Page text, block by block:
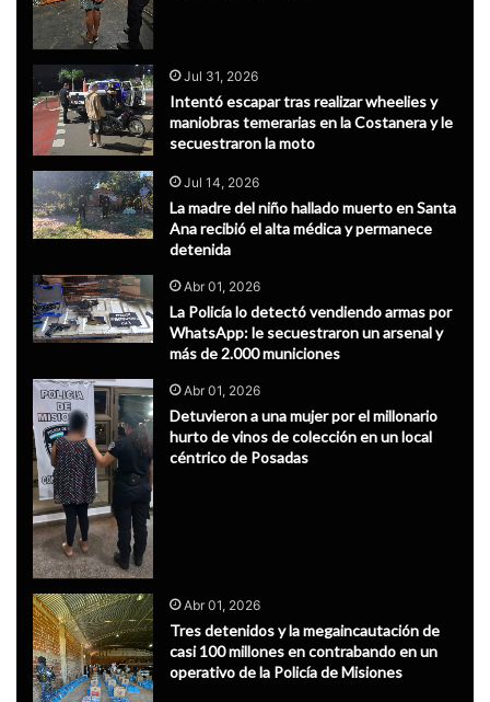
Jul 31, 2026
Intentó escapar tras realizar wheelies y
maniobras temerarias en la Costanera y le
secuestraron la moto
Jul 14, 2026
La madre del niño hallado muerto en Santa
Ana recibió el alta médica y permanece
detenida
Abr 01, 2026
La Policía lo detectó vendiendo armas por
WhatsApp: le secuestraron un arsenal y
más de 2.000 municiones
Abr 01, 2026
Detuvieron a una mujer por el millonario
hurto de vinos de colección en un local
céntrico de Posadas
Abr 01, 2026
Tres detenidos y la megaincautación de
casi 100 millones en contrabando en un
operativo de la Policía de Misiones